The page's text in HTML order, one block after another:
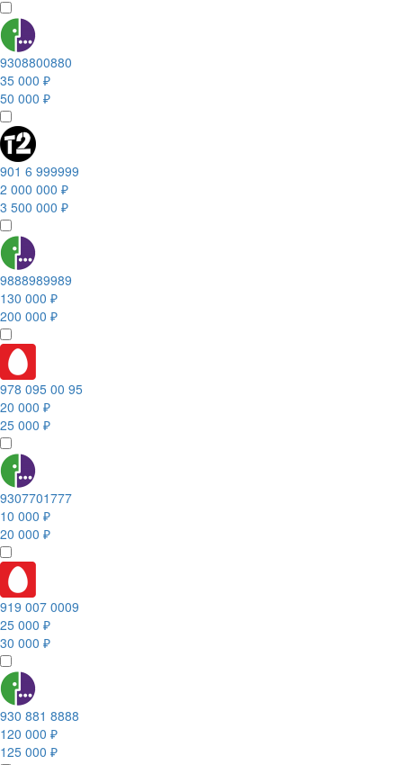
9308800880
35 000 ₽
50 000 ₽
901 6 999999
2 000 000 ₽
3 500 000 ₽
9888989989
130 000 ₽
200 000 ₽
978 095 00 95
20 000 ₽
25 000 ₽
9307701777
10 000 ₽
20 000 ₽
919 007 0009
25 000 ₽
30 000 ₽
930 881 8888
120 000 ₽
125 000 ₽